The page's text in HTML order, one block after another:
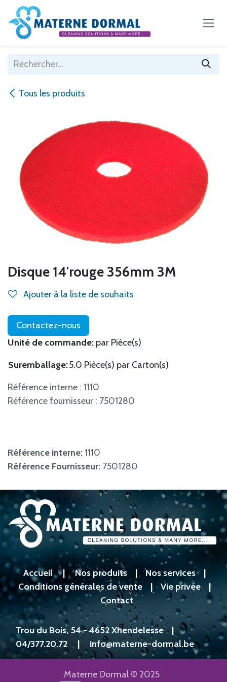
Se rendre au contenu
Tous les produits
Disque 14'rouge 356mm 3M
Ajouter à la liste de souhaits
Contactez-nous
Unité de commande: par Pièce(s)
Suremballage:5.0 Pièce(s) par Carton(s)
Référence interne : 1110
Référence fournisseur : 7501280
Référence interne: 1110
Référence Fournisseur: 7501280
Accueil|Nos produits|Nos services|
Conditions générales de vente | Vie privée |
Contact
Trou du Bois, 54 - 4652 Xhendelesse|
04/377.20.72 |info@materne-dormal.be
Materne Dormal © 2025